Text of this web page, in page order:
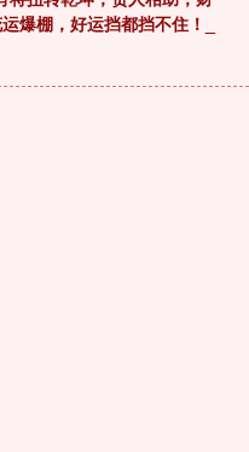
爆棚，好运挡都挡不住！_